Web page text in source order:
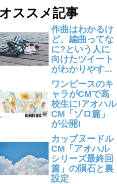
オススメ記事
作曲はわかるけ
ど、編曲ってな
に?という人に
向けたツイート
がわかりやす...
ワンピースのキ
ャラがCMで高
校生に!アオハル
CM「ゾロ篇」
が公開!
カップヌードル
CM「アオハル
シリーズ最終回
篇」の隕石と裏
設定